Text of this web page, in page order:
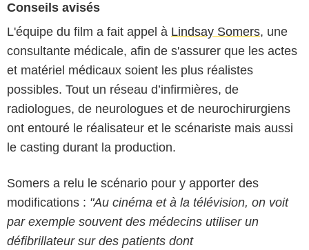
Conseils avisés
L'équipe du film a fait appel à Lindsay Somers, une
consultante médicale, afin de s'assurer que les actes
et matériel médicaux soient les plus réalistes
possibles. Tout un réseau d’infirmières, de
radiologues, de neurologues et de neurochirurgiens
ont entouré le réalisateur et le scénariste mais aussi
le casting durant la production.
Somers a relu le scénario pour y apporter des
modifications : "Au cinéma et à la télévision, on voit
par exemple souvent des médecins utiliser un
défibrillateur sur des patients dont